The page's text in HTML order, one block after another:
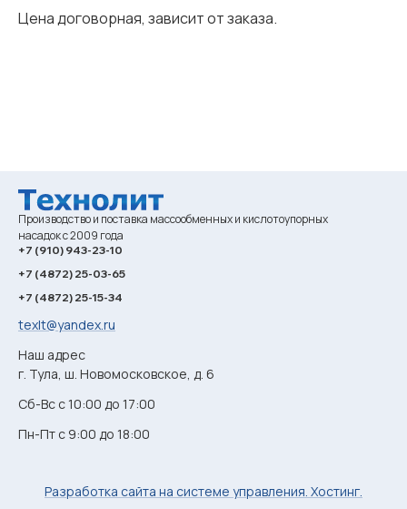
Цена договорная, зависит от заказа.
Производство и поставка массообменных и кислотоупорных
насадок с 2009 года
+7 (910) 943-23-10
+7 (4872) 25-03-65
+7 (4872) 25-15-34
texlt@yandex.ru
Наш адрес
г. Тула, ш. Новомосковское, д. 6
Сб-Вс с 10:00 до 17:00
Пн-Пт с 9:00 до 18:00
Разработка сайта на системе управления. Хостинг.